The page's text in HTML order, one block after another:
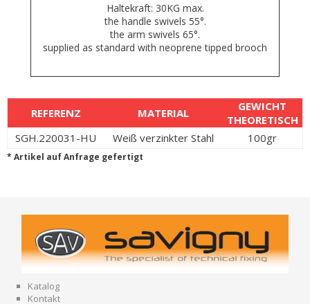
Haltekraft: 30KG max.
the handle swivels 55°.
the arm swivels 65°.
supplied as standard with neoprene tipped brooch
REFERENZ MATERIAL
GEWICHT
THEORETISCH
SGH.220031-HU
Weiß verzinkter Stahl 100gr
* Artikel auf Anfrage gefertigt
Katalog
Kontakt